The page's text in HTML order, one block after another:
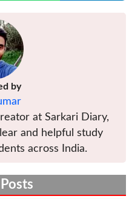
by
at Sarkari Diary,
and helpful study
across India.